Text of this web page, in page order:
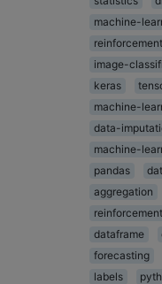
machine-
image-
keras
machine-
data-
machine-
pandas
aggregation
dataframe
forecasting
labels